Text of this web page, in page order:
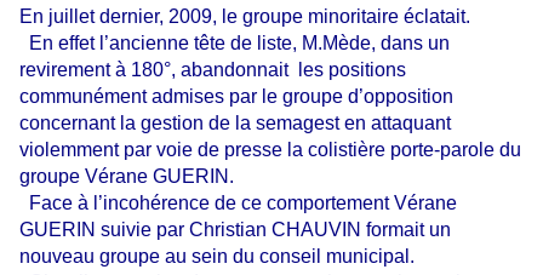
En juillet dernier, 2009, le groupe minoritaire éclatait.
En effet l’ancienne tête de liste, M.Mède, dans un
revirement à 180°, abandonnait les positions
communément admises par le groupe d’opposition
concernant la gestion de la semagest en attaquant
violemment par voie de presse la colistière porte-parole du
groupe Vérane GUERIN.
Face à l’incohérence de ce comportement Vérane
GUERIN suivie par Christian CHAUVIN formait un
nouveau groupe au sein du conseil municipal.